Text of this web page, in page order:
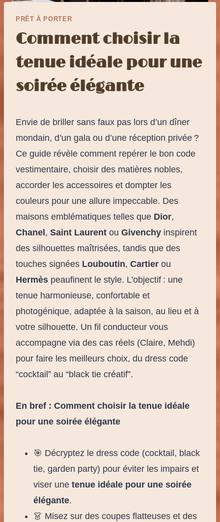
PRÊT À PORTER
Comment choisir la
tenue idéale pour une
soirée élégante
Envie de briller sans faux pas lors d’un dîner
mondain, d’un gala ou d’une réception privée ?
Ce guide révèle comment repérer le bon code
vestimentaire, choisir des matières nobles,
accorder les accessoires et dompter les
couleurs pour une allure impeccable. Des
maisons emblématiques telles que Dior,
Chanel , Saint Laurent ou Givenchy inspirent
des silhouettes maîtrisées, tandis que des
touches signées Louboutin, Cartier ou
Hermès peaufinent le style. L’objectif : une
tenue harmonieuse, confortable et
photogénique, adaptée à la saison, au lieu et à
votre silhouette. Un fil conducteur vous
accompagne via des cas réels (Claire, Mehdi)
pour faire les meilleurs choix, du dress code
“cocktail” au “black tie créatif”.
En bref : Comment choisir la tenue idéale
pour une soirée élégante
🎯 Décryptez le dress code (cocktail, black
tie, garden party) pour éviter les impairs et
viser une tenue idéale pour une soirée
élégante.
👗 Misez sur des coupes flatteuses et des